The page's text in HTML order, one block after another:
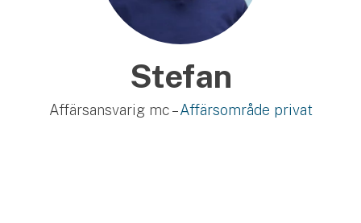
Stefan
Affärsansvarig mc –Affärsområde privat